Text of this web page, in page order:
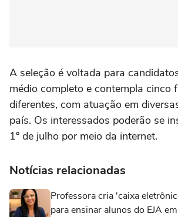
A seleção é voltada para
médio completo e contempla cinco
diferentes, com atuação em
país. Os interessados poderão se
1º de julho por meio da internet.
Notícias relacionadas
Professora cria 'caixa
para ensinar alunos do EJA